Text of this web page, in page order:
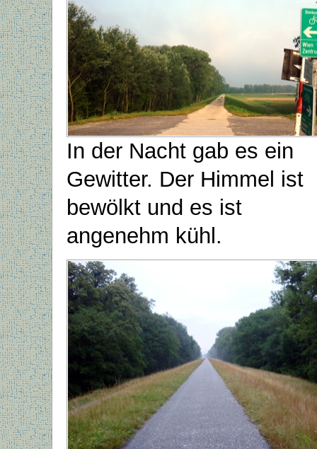
In der Nacht gab es ein
Gewitter. Der Himmel ist
bewölkt und es ist
angenehm kühl.